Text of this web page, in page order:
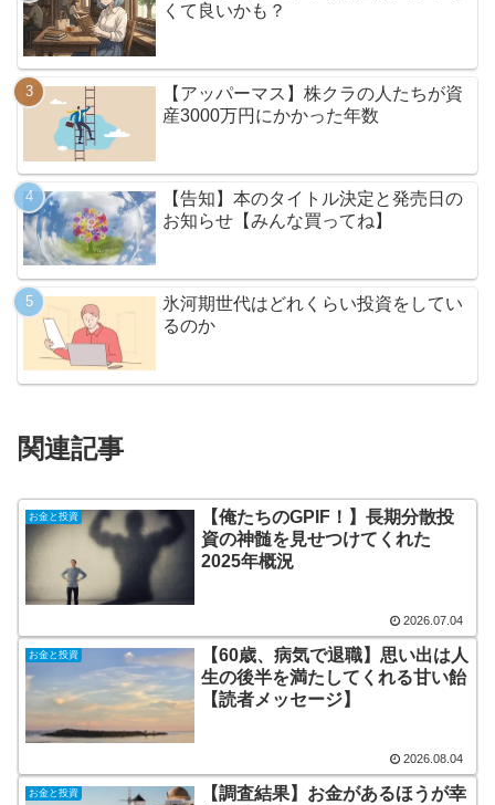
くて良いかも？
【アッパーマス】株クラの人たちが資
産3000万円にかかった年数
【告知】本のタイトル決定と発売日の
お知らせ【みんな買ってね】
氷河期世代はどれくらい投資をしてい
るのか
関連記事
お金と投資
【俺たちのGPIF！】長期分散投
資の神髄を見せつけてくれた
2025年概況
2026.07.04
お金と投資
【60歳、病気で退職】思い出は人
生の後半を満たしてくれる甘い飴
【読者メッセージ】
2026.08.04
お金と投資
【調査結果】お金があるほうが幸